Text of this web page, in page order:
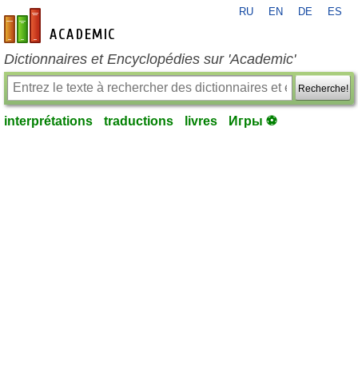
fr-academic.com
RU EN DE ES
Dictionnaires et Encyclopédies sur 'Academic'
Recherche!
interprétations traductions livres Игры ⚽